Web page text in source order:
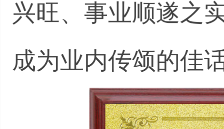
兴旺、事业顺遂之
成为业内传颂的佳